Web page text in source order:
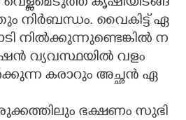
നി​ർ​ബ​ന്ധം​. വൈ​കി​ട്ട് ഏ​
നി​ൽ​ക്കു​ന്നു​ണ്ടെ​ങ്കി​ൽ​ ന​
വ്യ​വ​സ്ഥ​യി​ൽ​ വ​ളം​
ക​രാ​റും​ അ​ച്ഛ​ൻ​ ഏ​
ഭ​ക്ഷ​ണം​ സു​ഭി​